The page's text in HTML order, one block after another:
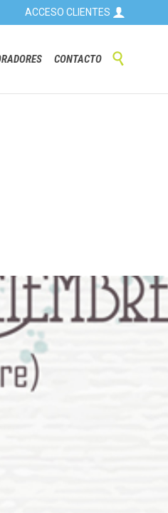
ACCESO CLIENTES 
to
CONTACTO 